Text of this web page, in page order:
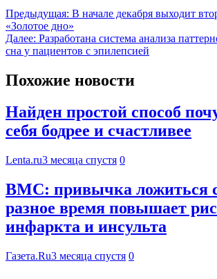
Предыдущая: В начале декабря выходит
«Золотое дно»
Далее: Разработана система анализа
сна у пациентов с эпилепсией
Похожие новости
Найден простой способ
себя бодрее и счастливее
Lenta.ru3 месяца спустя 0
BMC: привычка ложиться
разное время повышает
инфаркта и инсульта
Газета.Ru3 месяца спустя 0